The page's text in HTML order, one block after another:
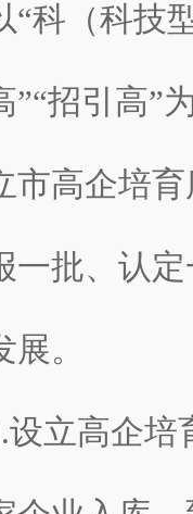
“科（科技
”“招引高”
市高企培
一批、认
展。
设立高企培